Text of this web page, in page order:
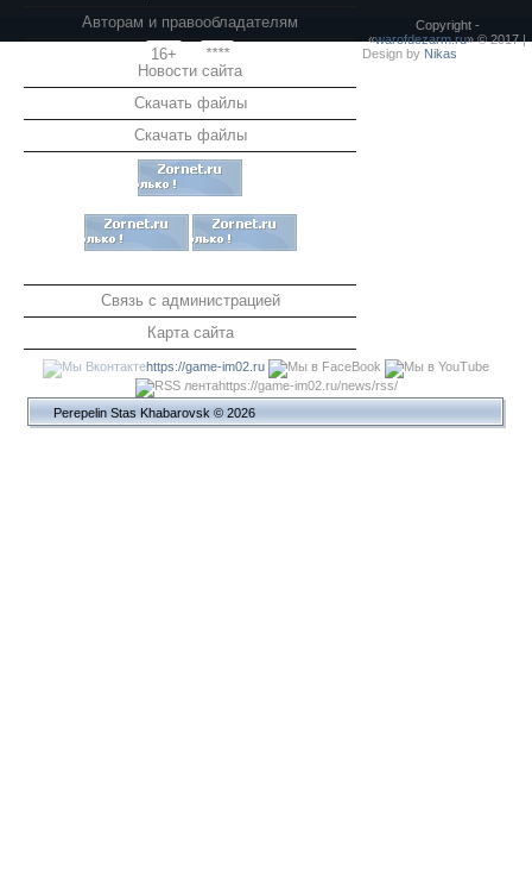
Авторам и правообладателям
16+
****
Новости сайта
Скачать файлы
Скачать файлы
Связь с администрацией
Карта сайта
Copyright -
«warofdezarm.ru» © 2017 |
Design by Nikas
https://game-im02.ru
https://game-im02.ru/news/rss/
Perepelin Stas Khabarovsk © 2026